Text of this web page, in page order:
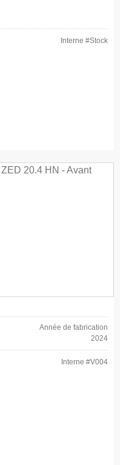
Interne #Stock
Année de fabrication
2024
Interne #V004